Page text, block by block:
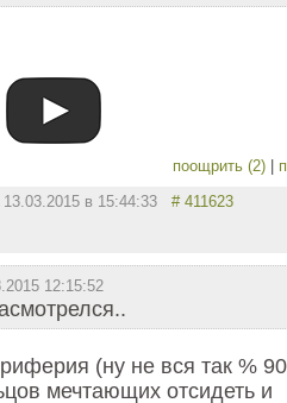
поощрить (2) |
13.03.2015 в 15:44:33 # 411623
12:15:52
(ну не вся так %
мечтающих отсидеть и